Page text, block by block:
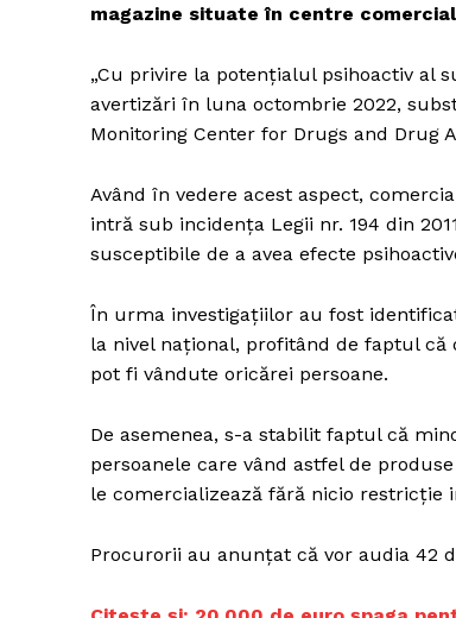
magazine situate în centre
„Cu privire la potenţialul psihoactiv al
avertizări în luna octombrie 2022,
Monitoring Center for Drugs and Drug
Având în vedere acest aspect,
intră sub incidenţa Legii nr. 194 din
susceptibile de a avea efecte
În urma investigațiilor au fost
la nivel național, profitând de faptul că
pot fi vândute oricărei persoane.
De asemenea, s-a stabilit faptul că
persoanele care vând astfel de
le comercializează fără nicio restricție
Procurorii au anunțat că vor audia 42